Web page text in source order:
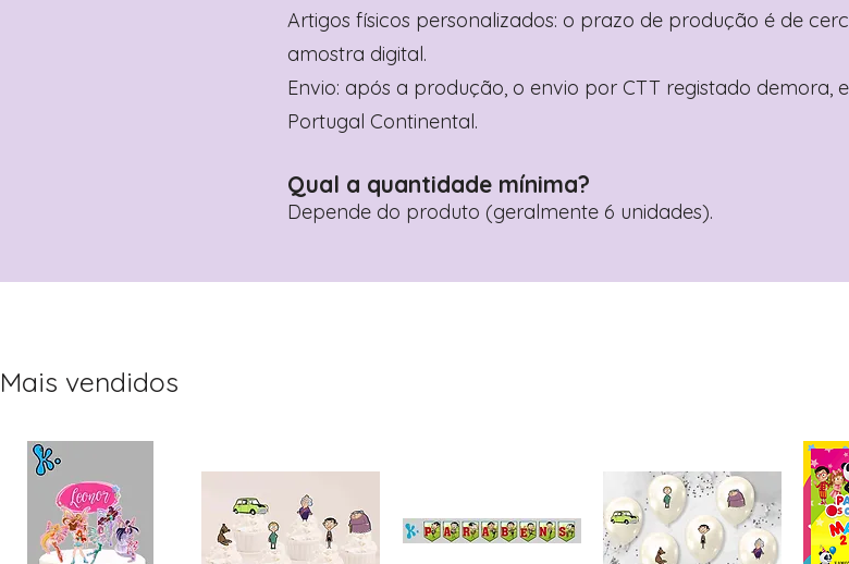
Artigos físicos personalizados: o prazo de produção é de
amostra digital.
Envio: após a produção, o envio por CTT registado demora,
Portugal Continental.
Qual a quantidade mínima?
Depende do produto (geralmente 6 unidades).
Mais vendidos